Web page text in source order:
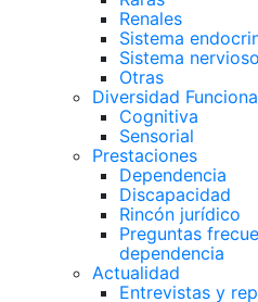
Renales
Sistema
Sistema nervioso
Otras
Diversidad
Cognitiva
Sensorial
Prestaciones
Dependencia
Discapacidad
Rincón jurídico
Preguntas
dependencia
Actualidad
Entrevistas y